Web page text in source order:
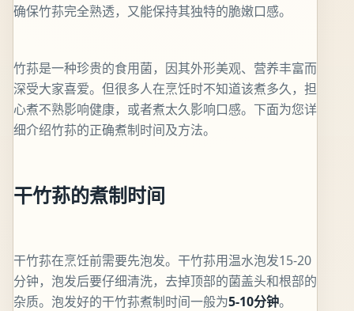
确保竹荪完全熟透，又能保持其独特的脆嫩口感。
竹荪是一种珍贵的食用菌，因其外形美观、营养丰富而
深受大家喜爱。但很多人在烹饪时不知道该煮多久，担
心煮不熟影响健康，或者煮太久影响口感。下面为您详
细介绍竹荪的正确煮制时间及方法。
干竹荪的煮制时间
干竹荪在烹饪前需要先泡发。干竹荪用温水泡发15-20
分钟，泡发后要仔细清洗，去掉顶部的菌盖头和根部的
杂质。泡发好的干竹荪煮制时间一般为5-10分钟。